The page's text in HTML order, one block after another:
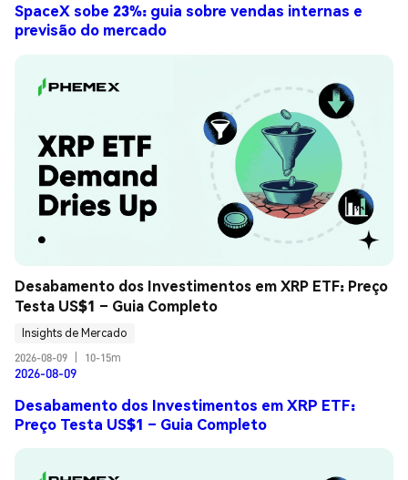
SpaceX sobe 23%: guia sobre vendas internas e
previsão do mercado
Desabamento dos Investimentos em XRP ETF: Preço
Testa US$1 – Guia Completo
Insights de Mercado
2026-08-09
10-15m
2026-08-09
Desabamento dos Investimentos em XRP ETF:
Preço Testa US$1 – Guia Completo